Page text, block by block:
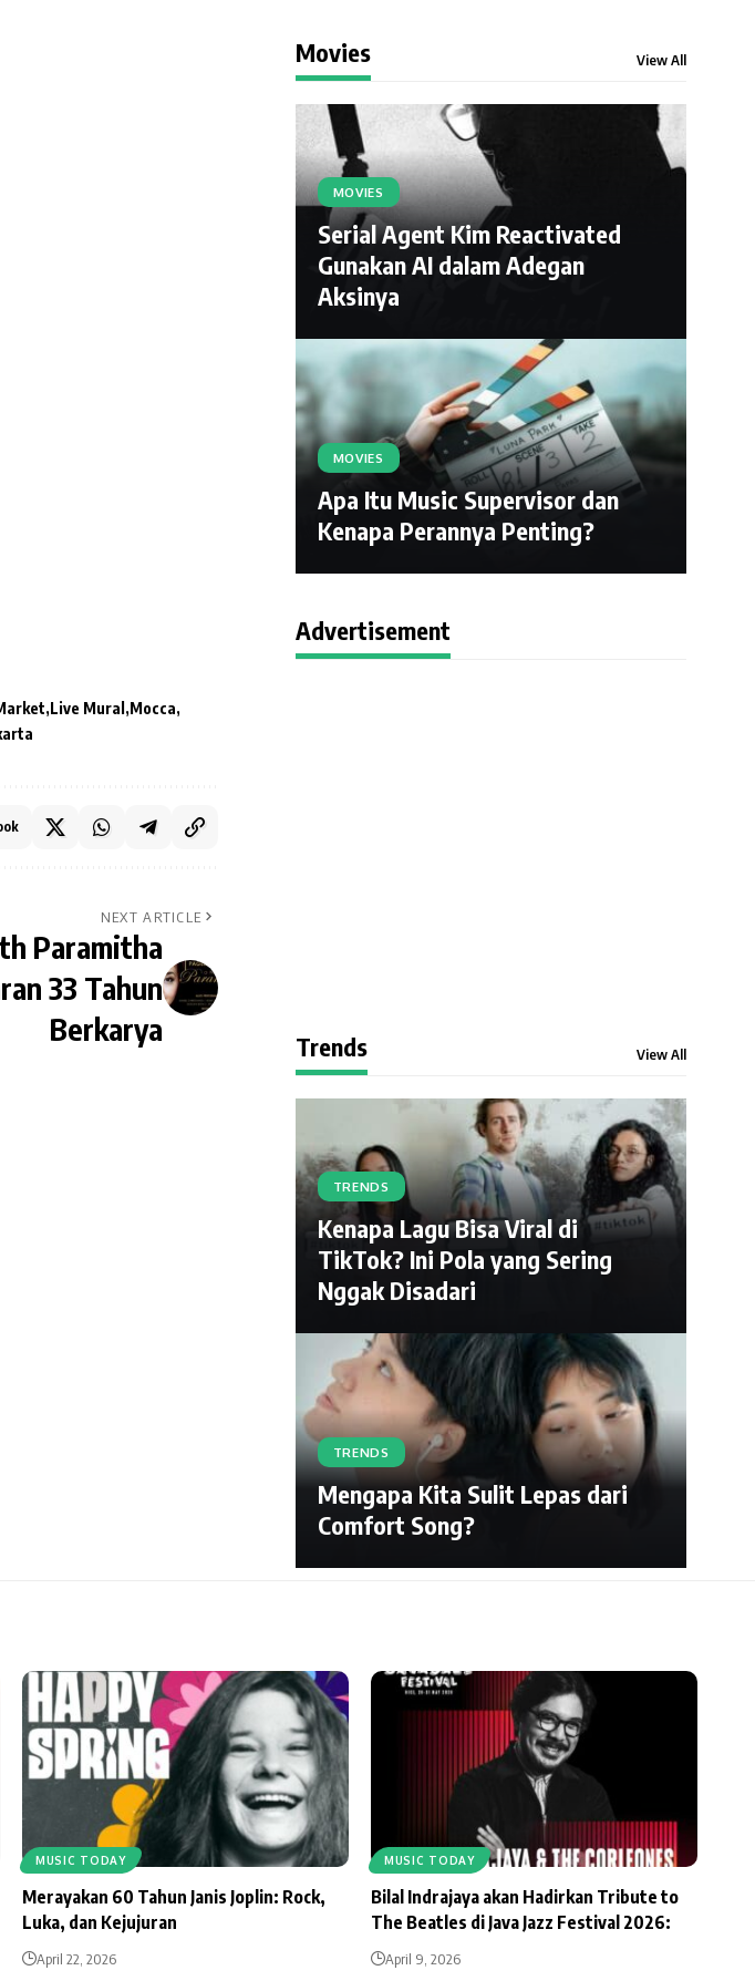
Live Mural Mocca
NEXT ARTICLE
Paramitha
33 Tahun
Berkarya
Movies View All
MOVIES
Serial Agent Kim Reactivated
Gunakan AI dalam Adegan
Aksinya
MOVIES
Apa Itu Music Supervisor dan
Kenapa Perannya Penting?
Advertisement
Trends View All
TRENDS
Kenapa Lagu Bisa Viral di
TikTok? Ini Pola yang Sering
Nggak Disadari
TRENDS
Mengapa Kita Sulit Lepas dari
Comfort Song?
MUSIC TODAY
Merayakan 60 Tahun Janis Joplin: Rock,
Luka, dan Kejujuran
April 22, 2026
MUSIC TODAY
Bilal Indrajaya akan Hadirkan Tribute to
The Beatles di Java Jazz Festival 2026:
April 9, 2026